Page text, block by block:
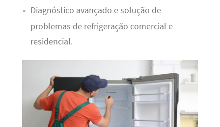
Diagnóstico avançado e solução de
problemas de refrigeração comercial e
residencial.